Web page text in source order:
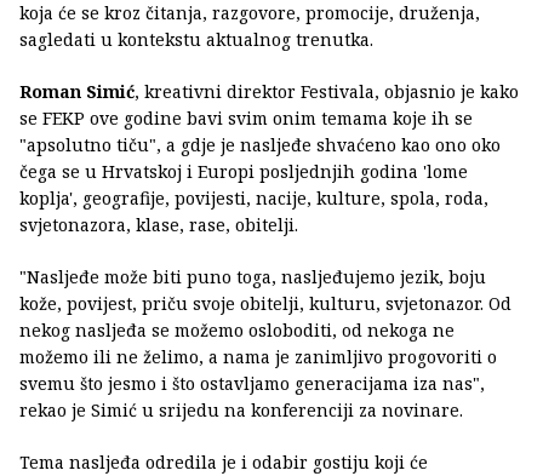
koja će se kroz čitanja, razgovore, promocije, druženja,
sagledati u kontekstu aktualnog trenutka.
Roman Simić, kreativni direktor Festivala, objasnio je kako
se FEKP ove godine bavi svim onim temama koje ih se
"apsolutno tiču", a gdje je nasljeđe shvaćeno kao ono oko
čega se u Hrvatskoj i Europi posljednjih godina 'lome
koplja', geografije, povijesti, nacije, kulture, spola, roda,
svjetonazora, klase, rase, obitelji.
"Nasljeđe može biti puno toga, nasljeđujemo jezik, boju
kože, povijest, priču svoje obitelji, kulturu, svjetonazor. Od
nekog nasljeđa se možemo osloboditi, od nekoga ne
možemo ili ne želimo, a nama je zanimljivo progovoriti o
svemu što jesmo i što ostavljamo generacijama iza nas",
rekao je Simić u srijedu na konferenciji za novinare.
Tema nasljeđa odredila je i odabir gostiju koji će